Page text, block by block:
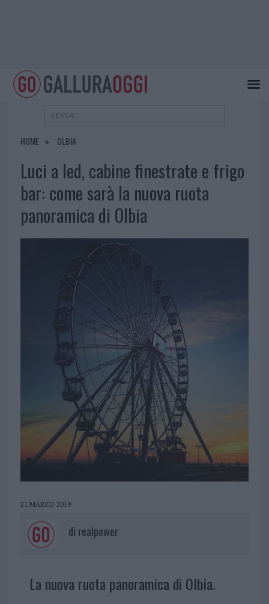
HOME OLBIA
Luci a led, cabine finestrate e frigo
bar: come sarà la nuova ruota
panoramica di Olbia
21 MARZO 2019
di realpower
La nuova ruota panoramica di Olbia.